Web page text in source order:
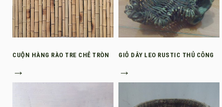
CUỘN HÀNG RÀO TRE CHẺ TRÒN
→
GIỎ DÂY LEO RUSTIC THỦ CÔNG
→